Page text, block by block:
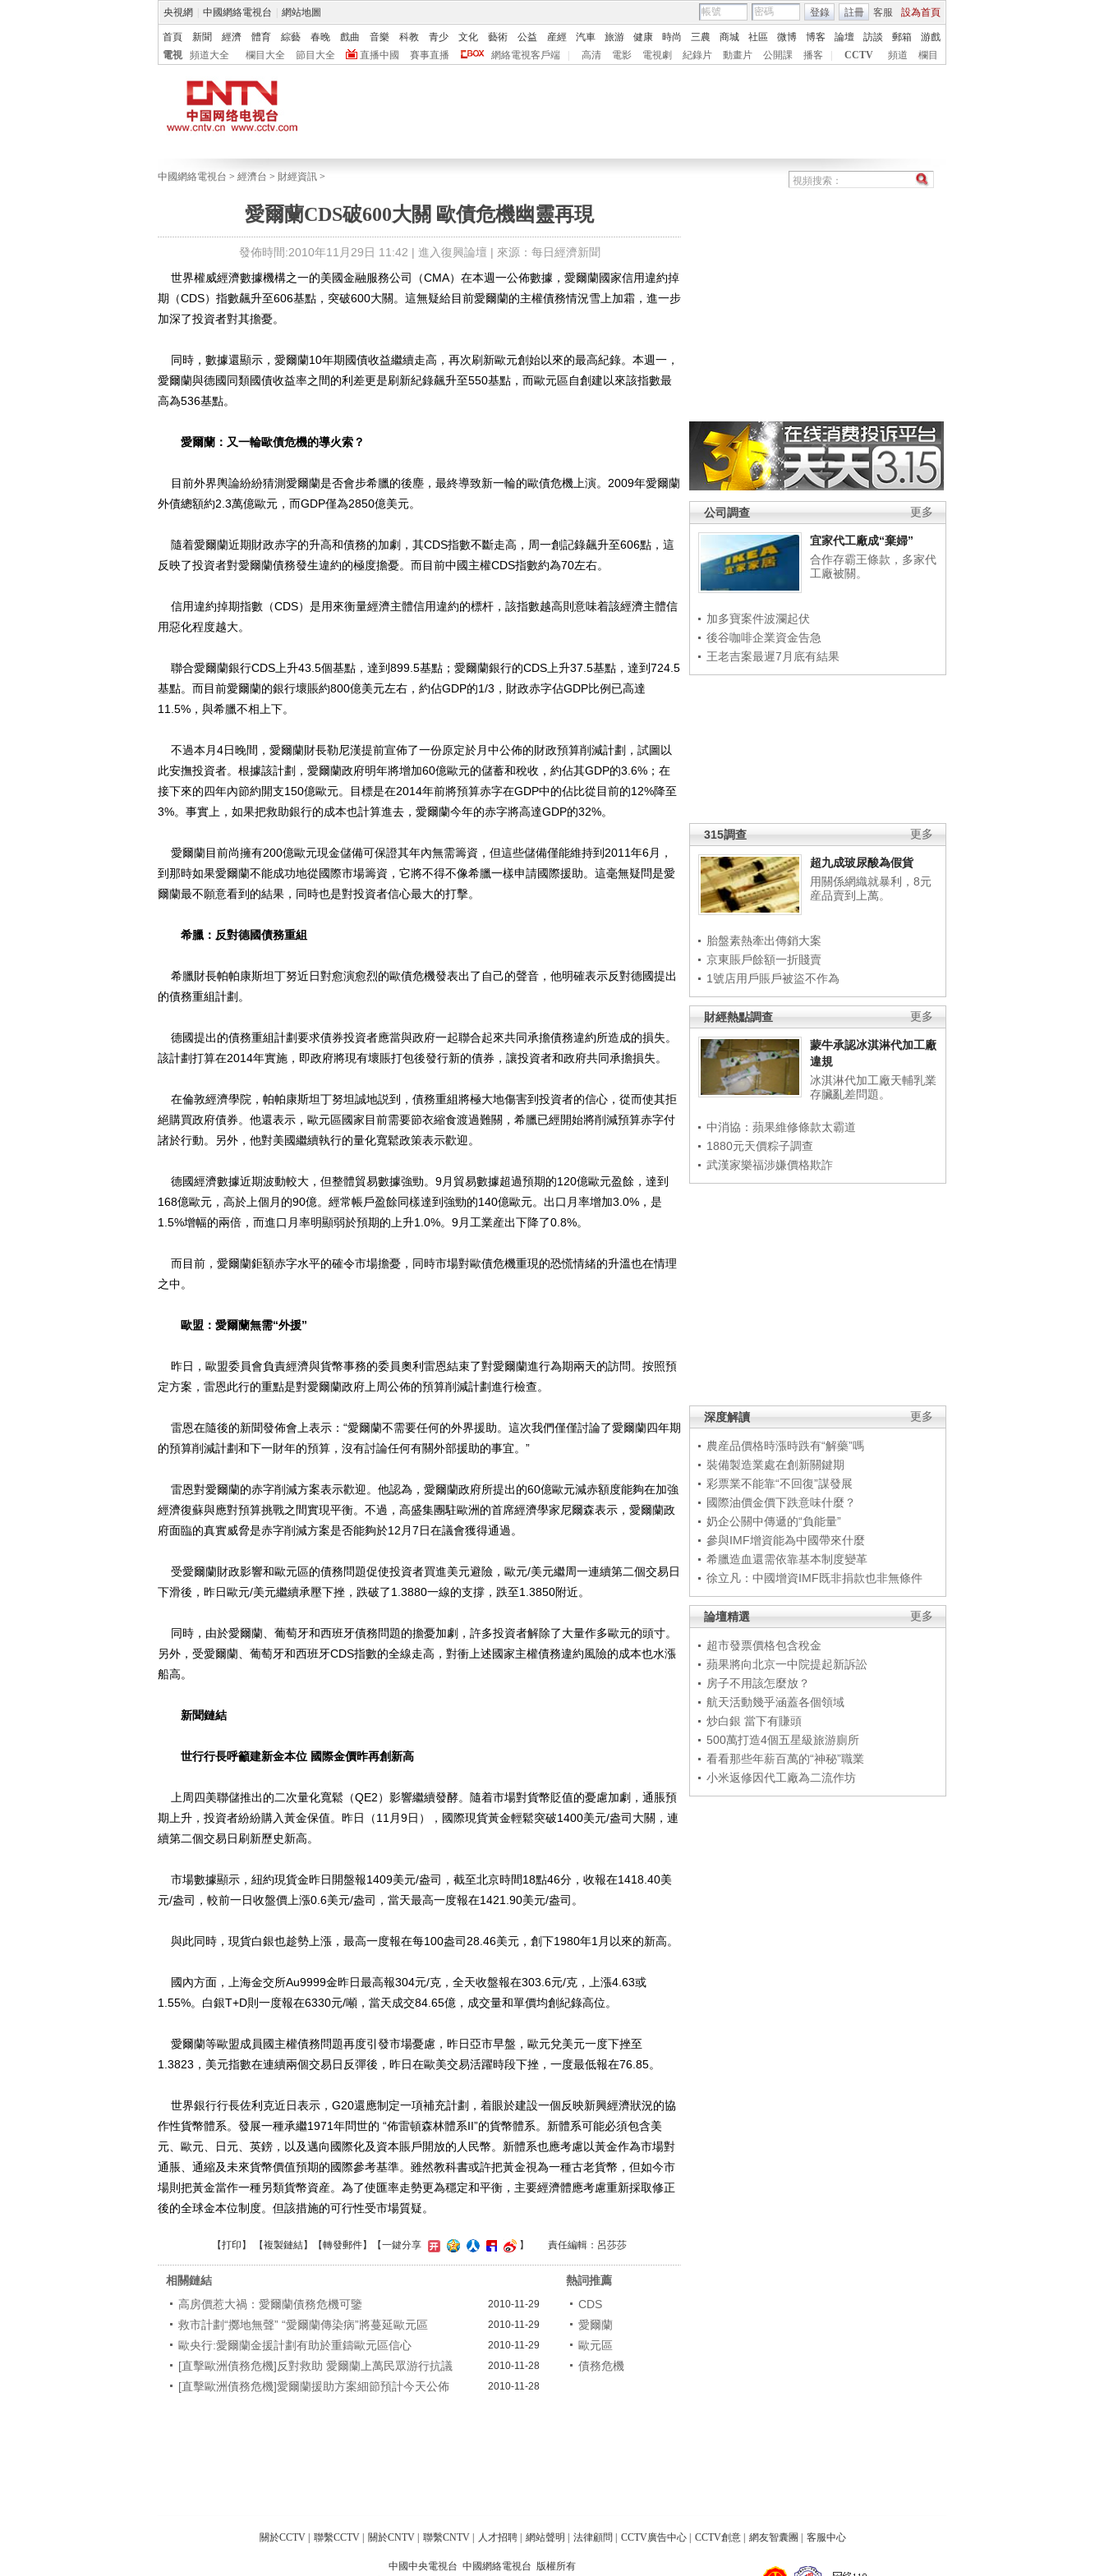
央視網 中國網絡電視台 網站地圖 客服 設為首頁
登錄 註冊
首頁 新聞 經濟 體育 綜藝 春晚 戲曲 音樂 科教 青少 文化 藝術 公益 産經 汽車 旅游 健康 時尚 三農 商城 社區 微博 博客 論壇 訪談 郵箱
游戲
電視
頻道大全 欄目大全 節目大全 直播中國 賽事直播 網絡電視客戶端 高清 電影 電視劇 紀錄片 動畫片 公開課 播客 CCTV 頻道 欄目
中國網絡電視台 > 經濟台 > 財經資訊 >
愛爾蘭CDS破600大關 歐債危機幽靈再現
發佈時間:2010年11月29日 11:42 | 進入復興論壇 | 來源：每日經濟新聞
更多
公司調查
宜家代工廠成“棄婦”
合作存霸王條款，多家代
工廠被關。
加多寶案件波瀾起伏
後谷咖啡企業資金告急
王老吉案最遲7月底有結果
更多
315調查
超九成玻尿酸為假貨
用關係網織就暴利，8元
産品賣到上萬。
胎盤素熱牽出傳銷大案
京東賬戶餘額一折賤賣
1號店用戶賬戶被盜不作為
更多
財經熱點調查
蒙牛承認冰淇淋代加工廠
違規
冰淇淋代加工廠天輔乳業
存臟亂差問題。
中消協：蘋果維修條款太霸道
1880元天價粽子調查
武漢家樂福涉嫌價格欺詐
更多
深度解讀
農産品價格時漲時跌有“解藥”嗎
裝備製造業處在創新關鍵期
彩票業不能靠“不回復”謀發展
國際油價金價下跌意味什麼？
奶企公關中傳遞的“負能量”
參與IMF增資能為中國帶來什麼
希臘造血還需依靠基本制度變革
徐立凡：中國增資IMF既非捐款也非無條件
更多
論壇精選
超市發票價格包含稅金
蘋果將向北京一中院提起新訴訟
房子不用該怎麼放？
航天活動幾乎涵蓋各個領域
炒白銀 當下有賺頭
500萬打造4個五星級旅游廁所
看看那些年薪百萬的“神秘”職業
小米返修因代工廠為二流作坊
世界權威經濟數據機構之一的美國金融服務公司（CMA）在本週一公佈數據，愛爾蘭國家信用違約掉
期（CDS）指數飆升至606基點，突破600大關。這無疑給目前愛爾蘭的主權債務情況雪上加霜，進一步
加深了投資者對其擔憂。
同時，數據還顯示，愛爾蘭10年期國債收益繼續走高，再次刷新歐元創始以來的最高紀錄。本週一，
愛爾蘭與德國同類國債收益率之間的利差更是刷新紀錄飆升至550基點，而歐元區自創建以來該指數最
高為536基點。
愛爾蘭：又一輪歐債危機的導火索？
目前外界輿論紛紛猜測愛爾蘭是否會步希臘的後塵，最終導致新一輪的歐債危機上演。2009年愛爾蘭
外債總額約2.3萬億歐元，而GDP僅為2850億美元。
隨着愛爾蘭近期財政赤字的升高和債務的加劇，其CDS指數不斷走高，周一創記錄飆升至606點，這
反映了投資者對愛爾蘭債務發生違約的極度擔憂。而目前中國主權CDS指數約為70左右。
信用違約掉期指數（CDS）是用來衡量經濟主體信用違約的標杆，該指數越高則意味着該經濟主體信
用惡化程度越大。
聯合愛爾蘭銀行CDS上升43.5個基點，達到899.5基點；愛爾蘭銀行的CDS上升37.5基點，達到724.5
基點。而目前愛爾蘭的銀行壞賬約800億美元左右，約佔GDP的1/3，財政赤字佔GDP比例已高達
11.5%，與希臘不相上下。
不過本月4日晚間，愛爾蘭財長勒尼漢提前宣佈了一份原定於月中公佈的財政預算削減計劃，試圖以
此安撫投資者。根據該計劃，愛爾蘭政府明年將增加60億歐元的儲蓄和稅收，約佔其GDP的3.6%；在
接下來的四年內節約開支150億歐元。目標是在2014年前將預算赤字在GDP中的佔比從目前的12%降至
3%。事實上，如果把救助銀行的成本也計算進去，愛爾蘭今年的赤字將高達GDP的32%。
愛爾蘭目前尚擁有200億歐元現金儲備可保證其年內無需籌資，但這些儲備僅能維持到2011年6月，
到那時如果愛爾蘭不能成功地從國際市場籌資，它將不得不像希臘一樣申請國際援助。這毫無疑問是愛
爾蘭最不願意看到的結果，同時也是對投資者信心最大的打擊。
希臘：反對德國債務重組
希臘財長帕帕康斯坦丁努近日對愈演愈烈的歐債危機發表出了自己的聲音，他明確表示反對德國提出
的債務重組計劃。
德國提出的債務重組計劃要求債券投資者應當與政府一起聯合起來共同承擔債務違約所造成的損失。
該計劃打算在2014年實施，即政府將現有壞賬打包後發行新的債券，讓投資者和政府共同承擔損失。
在倫敦經濟學院，帕帕康斯坦丁努坦誠地説到，債務重組將極大地傷害到投資者的信心，從而使其拒
絕購買政府債券。他還表示，歐元區國家目前需要節衣縮食渡過難關，希臘已經開始將削減預算赤字付
諸於行動。另外，他對美國繼續執行的量化寬鬆政策表示歡迎。
德國經濟數據近期波動較大，但整體貿易數據強勁。9月貿易數據超過預期的120億歐元盈餘，達到
168億歐元，高於上個月的90億。經常帳戶盈餘同樣達到強勁的140億歐元。出口月率增加3.0%，是
1.5%增幅的兩倍，而進口月率明顯弱於預期的上升1.0%。9月工業産出下降了0.8%。
而目前，愛爾蘭鉅額赤字水平的確令市場擔憂，同時市場對歐債危機重現的恐慌情緒的升溫也在情理
之中。
歐盟：愛爾蘭無需“外援”
昨日，歐盟委員會負責經濟與貨幣事務的委員奧利雷恩結束了對愛爾蘭進行為期兩天的訪問。按照預
定方案，雷恩此行的重點是對愛爾蘭政府上周公佈的預算削減計劃進行檢查。
雷恩在隨後的新聞發佈會上表示：“愛爾蘭不需要任何的外界援助。這次我們僅僅討論了愛爾蘭四年期
的預算削減計劃和下一財年的預算，沒有討論任何有關外部援助的事宜。”
雷恩對愛爾蘭的赤字削減方案表示歡迎。他認為，愛爾蘭政府所提出的60億歐元減赤額度能夠在加強
經濟復蘇與應對預算挑戰之間實現平衡。不過，高盛集團駐歐洲的首席經濟學家尼爾森表示，愛爾蘭政
府面臨的真實威脅是赤字削減方案是否能夠於12月7日在議會獲得通過。
受愛爾蘭財政影響和歐元區的債務問題促使投資者買進美元避險，歐元/美元繼周一連續第二個交易日
下滑後，昨日歐元/美元繼續承壓下挫，跌破了1.3880一線的支撐，跌至1.3850附近。
同時，由於愛爾蘭、葡萄牙和西班牙債務問題的擔憂加劇，許多投資者解除了大量作多歐元的頭寸。
另外，受愛爾蘭、葡萄牙和西班牙CDS指數的全線走高，對衝上述國家主權債務違約風險的成本也水漲
船高。
新聞鏈結
世行行長呼籲建新金本位 國際金價昨再創新高
上周四美聯儲推出的二次量化寬鬆（QE2）影響繼續發酵。隨着市場對貨幣貶值的憂慮加劇，通脹預
期上升，投資者紛紛購入黃金保值。昨日（11月9日），國際現貨黃金輕鬆突破1400美元/盎司大關，連
續第二個交易日刷新歷史新高。
市場數據顯示，紐約現貨金昨日開盤報1409美元/盎司，截至北京時間18點46分，收報在1418.40美
元/盎司，較前一日收盤價上漲0.6美元/盎司，當天最高一度報在1421.90美元/盎司。
與此同時，現貨白銀也趁勢上漲，最高一度報在每100盎司28.46美元，創下1980年1月以來的新高。
國內方面，上海金交所Au9999金昨日最高報304元/克，全天收盤報在303.6元/克，上漲4.63或
1.55%。白銀T+D則一度報在6330元/噸，當天成交84.65億，成交量和單價均創紀錄高位。
愛爾蘭等歐盟成員國主權債務問題再度引發市場憂慮，昨日亞市早盤，歐元兌美元一度下挫至
1.3823，美元指數在連續兩個交易日反彈後，昨日在歐美交易活躍時段下挫，一度最低報在76.85。
世界銀行行長佐利克近日表示，G20還應制定一項補充計劃，着眼於建設一個反映新興經濟狀況的協
作性貨幣體系。發展一種承繼1971年問世的 “佈雷頓森林體系II”的貨幣體系。新體系可能必須包含美
元、歐元、日元、英鎊，以及邁向國際化及資本賬戶開放的人民幣。新體系也應考慮以黃金作為市場對
通脹、通縮及未來貨幣價值預期的國際參考基準。雖然教科書或許把黃金視為一種古老貨幣，但如今市
場則把黃金當作一種另類貨幣資産。為了使匯率走勢更為穩定和平衡，主要經濟體應考慮重新採取修正
後的全球金本位制度。但該措施的可行性受市場質疑。
【打印 】 【複製鏈結】【轉發郵件】 【一鍵分享 】 責任編輯：呂莎莎
相關鏈結
高房價惹大禍：愛爾蘭債務危機可鑒
2010-11-29
救市計劃“擲地無聲” “愛爾蘭傳染病”將蔓延歐元區 2010-11-29
歐央行:愛爾蘭金援計劃有助於重鑄歐元區信心 2010-11-29
[直擊歐洲債務危機]反對救助 愛爾蘭上萬民眾游行抗議 2010-11-28
[直擊歐洲債務危機]愛爾蘭援助方案細節預計今天公佈 2010-11-28
熱詞推薦
CDS
愛爾蘭
歐元區
債務危機
關於CCTV 聯繫CCTV 關於CNTV 聯繫CNTV 人才招聘 網站聲明 法律顧問 CCTV廣告中心 CCTV創意 網友智囊團 客服中心
中國中央電視台 中國網絡電視台 版權所有